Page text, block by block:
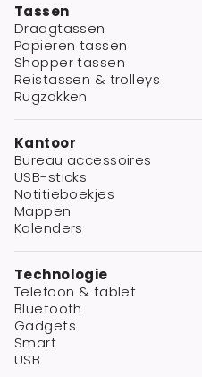
Tassen
Draagtassen
Papieren tassen
Shopper tassen
Reistassen & trolleys
Rugzakken
Kantoor
Bureau accessoires
USB-sticks
Notitieboekjes
Mappen
Kalenders
Technologie
Telefoon & tablet
Bluetooth
Gadgets
Smart
USB